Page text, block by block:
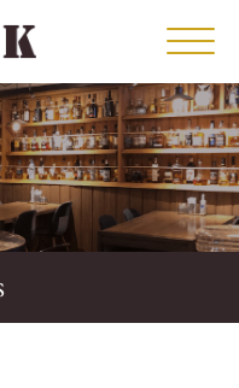
Click